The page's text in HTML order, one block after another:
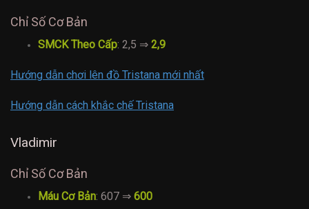
Chỉ Số Cơ Bản
SMCK Theo Cấp: 2,5 ⇒ 2,9
Hướng dẫn chơi lên đồ Tristana mới nhất
Hướng dẫn cách khắc chế Tristana
Vladimir
Chỉ Số Cơ Bản
Máu Cơ Bản: 607 ⇒ 600